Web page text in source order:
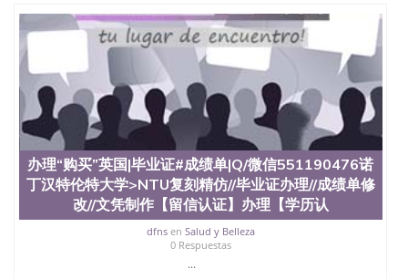
外文凭质量QQ微信551190476国外本科毕业证怎么办
理QQ微信551190476国外大学文凭真制作QQ微信
551190476办国外文凭可找工作QQ微信551190476国
外大学有毕业证QQ微信551190476办理国外毕业证价
格QQ微信551190476国外编号查询QQ微信551190476
办理国外文凭要交定金吗QQ微信551190476办国外可
查文凭QQ微信551190476网上购买真文凭可信吗QQ
微信551190476学士学位证书查询机构QQ微信
551190476 国外资格证书办理QQ微信551190476如何
办理学历认证QQ微信551190476海外文凭认证办理
QQ微信551190476 圣何塞州立大学（San Jose State
University, 又译为“圣荷西州立大学”）成立于1857
年，简称SJSU，是加州历史悠久的大学之一，也是美
西地区的公立大学之一。位于圣何塞市San Jose中
心，占地154公顷。它是一所位于加利福尼亚州的著
名综合性公立大学，它以极高的就业率，全美名列前
办理“购买”英国|毕业证#成绩单|Q/微信551190476诺
丁汉特伦特大学>NTU复刻精仿//毕业证办理//成绩单修
改//文凭制作【留信认证】办理【学历认
dfnsen Salud y Belleza
0 Respuestas
...